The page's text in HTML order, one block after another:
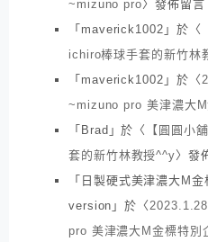
~mizuno pro〉發佈留言
「maverick1002 」於〈
ichiro棒球手套的新竹林
「maverick1002 」於〈
~mizuno pro 美津濃大
「Brad 」於〈
【圓圓小
套的新竹林教授^^y〉發
「 日製硬式美津濃大M
version 」於〈
pro 美津濃大M金標特別